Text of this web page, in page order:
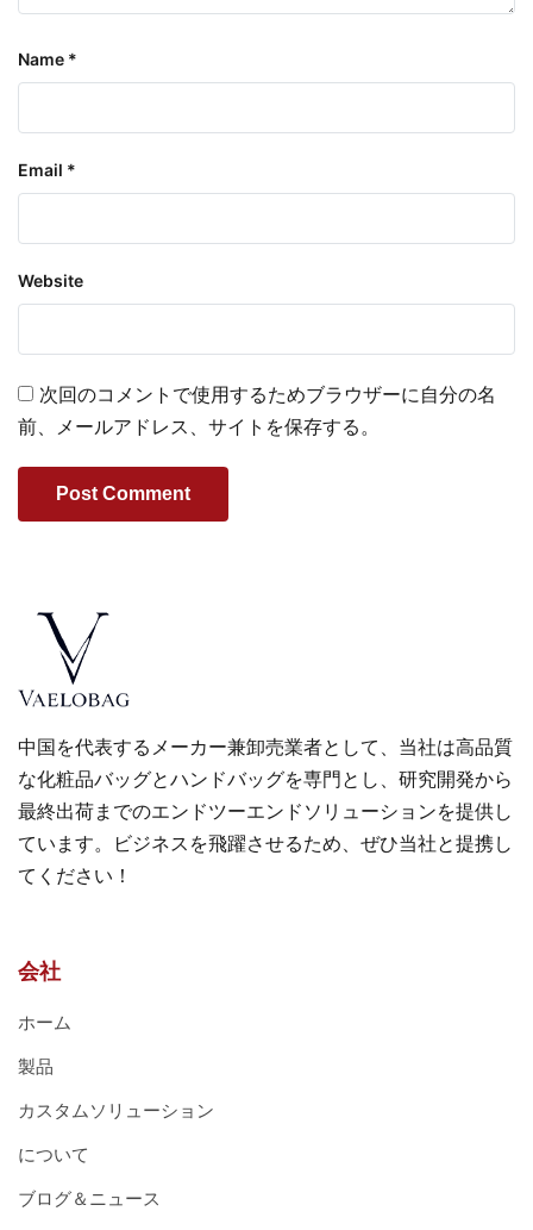
Name *
Email *
Website
次回のコメントで使用するためブラウザーに自分の名
前、メールアドレス、サイトを保存する。
中国を代表するメーカー兼卸売業者として、当社は高品質
な化粧品バッグとハンドバッグを専門とし、研究開発から
最終出荷までのエンドツーエンドソリューションを提供し
ています。ビジネスを飛躍させるため、ぜひ当社と提携し
てください！
会社
ホーム
製品
カスタムソリューション
について
ブログ＆ニュース